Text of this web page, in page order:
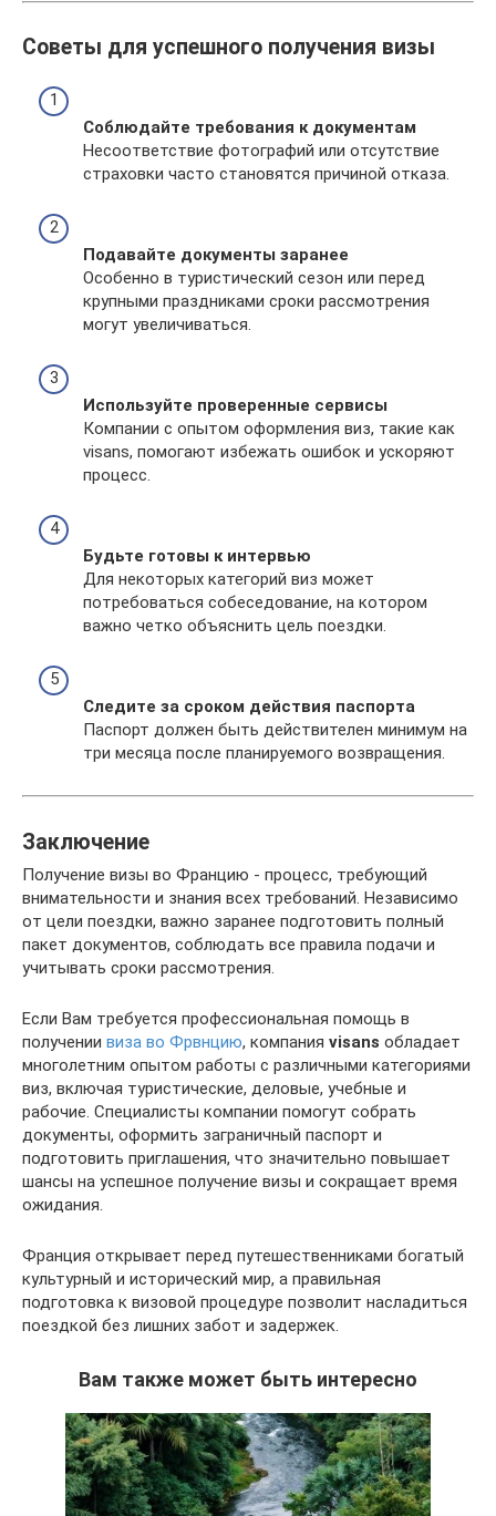
Советы для успешного получения визы
Соблюдайте требования к документам
Несоответствие фотографий или отсутствие
страховки часто становятся причиной отказа.
Подавайте документы заранее
Особенно в туристический сезон или перед
крупными праздниками сроки рассмотрения
могут увеличиваться.
Используйте проверенные сервисы
Компании с опытом оформления виз, такие как
visans, помогают избежать ошибок и ускоряют
процесс.
Будьте готовы к интервью
Для некоторых категорий виз может
потребоваться собеседование, на котором
важно четко объяснить цель поездки.
Следите за сроком действия паспорта
Паспорт должен быть действителен минимум на
три месяца после планируемого возвращения.
Заключение
Получение визы во Францию - процесс, требующий
внимательности и знания всех требований. Независимо
от цели поездки, важно заранее подготовить полный
пакет документов, соблюдать все правила подачи и
учитывать сроки рассмотрения.
Если Вам требуется профессиональная помощь в
получении виза во Фрвнцию, компания visans обладает
многолетним опытом работы с различными категориями
виз, включая туристические, деловые, учебные и
рабочие. Специалисты компании помогут собрать
документы, оформить заграничный паспорт и
подготовить приглашения, что значительно повышает
шансы на успешное получение визы и сокращает время
ожидания.
Франция открывает перед путешественниками богатый
культурный и исторический мир, а правильная
подготовка к визовой процедуре позволит насладиться
поездкой без лишних забот и задержек.
Вам также может быть интересно